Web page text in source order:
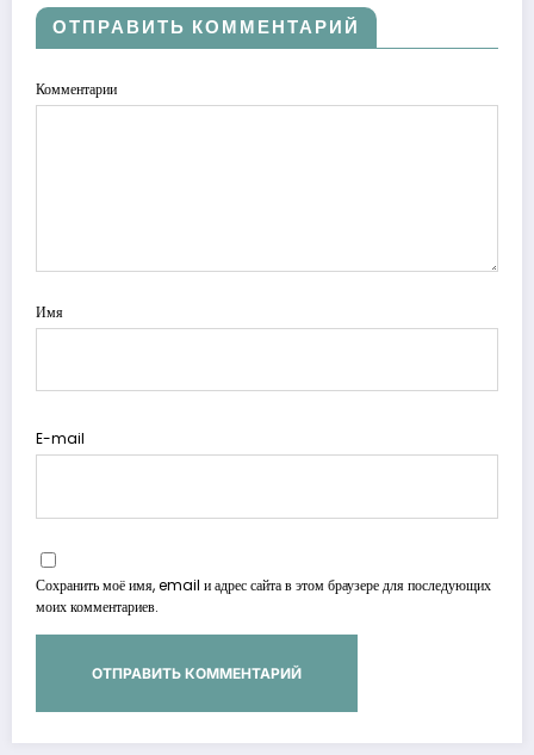
ОТПРАВИТЬ КОММЕНТАРИЙ
Комментарии
Имя
E-mail
Сохранить моё имя, email и адрес сайта в этом браузере для последующих
моих комментариев.